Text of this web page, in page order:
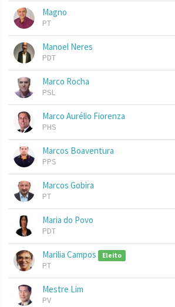
Magno
PT
Manoel Neres
PDT
Marco Rocha
PSL
Marco Aurélio Fiorenza
PHS
Marcos Boaventura
PPS
Marcos Gobira
PT
Maria do Povo
PDT
Marilia Campos Eleito
PT
Mestre Lim
PV